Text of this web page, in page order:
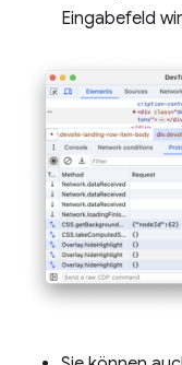
Eingabefeld